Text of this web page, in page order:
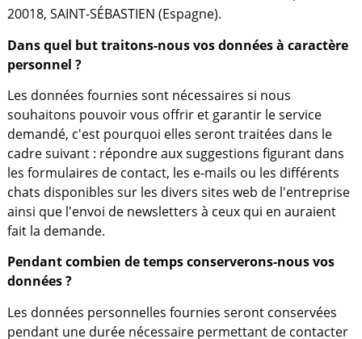
20018, SAINT-SÉBASTIEN (Espagne).
Dans quel but traitons-nous vos données à caractère
personnel ?
Les données fournies sont nécessaires si nous
souhaitons pouvoir vous offrir et garantir le service
demandé, c'est pourquoi elles seront traitées dans le
cadre suivant : répondre aux suggestions figurant dans
les formulaires de contact, les e-mails ou les différents
chats disponibles sur les divers sites web de l'entreprise
ainsi que l'envoi de newsletters à ceux qui en auraient
fait la demande.
Pendant combien de temps conserverons-nous vos
données ?
Les données personnelles fournies seront conservées
pendant une durée nécessaire permettant de contacter